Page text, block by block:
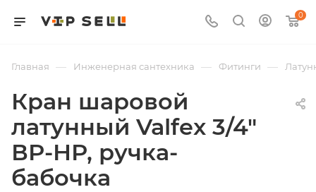
0
Главная — Инженерная сантехника — Фитинги —
Кран шаровой
латунный Valfex 3/4"
ВР-НР, ручка-
бабочка